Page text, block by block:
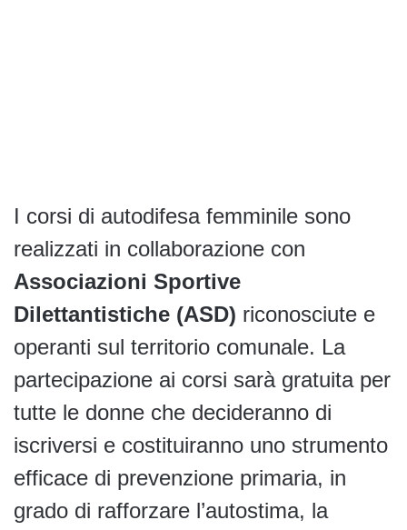
I corsi di autodifesa femminile sono
realizzati in collaborazione con
Associazioni Sportive
Dilettantistiche (ASD) riconosciute e
operanti sul territorio comunale. La
partecipazione ai corsi sarà gratuita per
tutte le donne che decideranno di
iscriversi e costituiranno uno strumento
efficace di prevenzione primaria, in
grado di rafforzare l’autostima, la